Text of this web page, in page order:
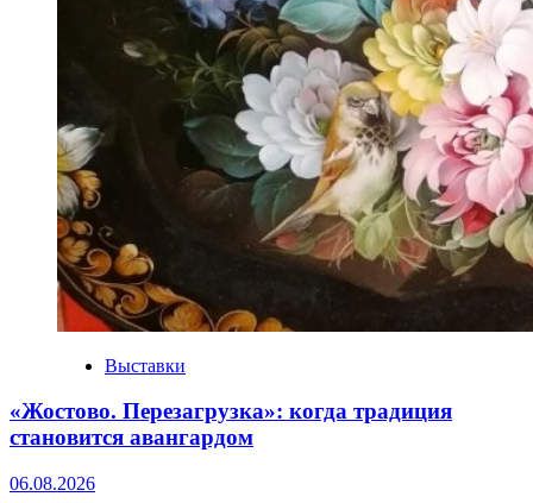
Выставки
«Жостово. Перезагрузка»: когда традиция
становится авангардом
06.08.2026